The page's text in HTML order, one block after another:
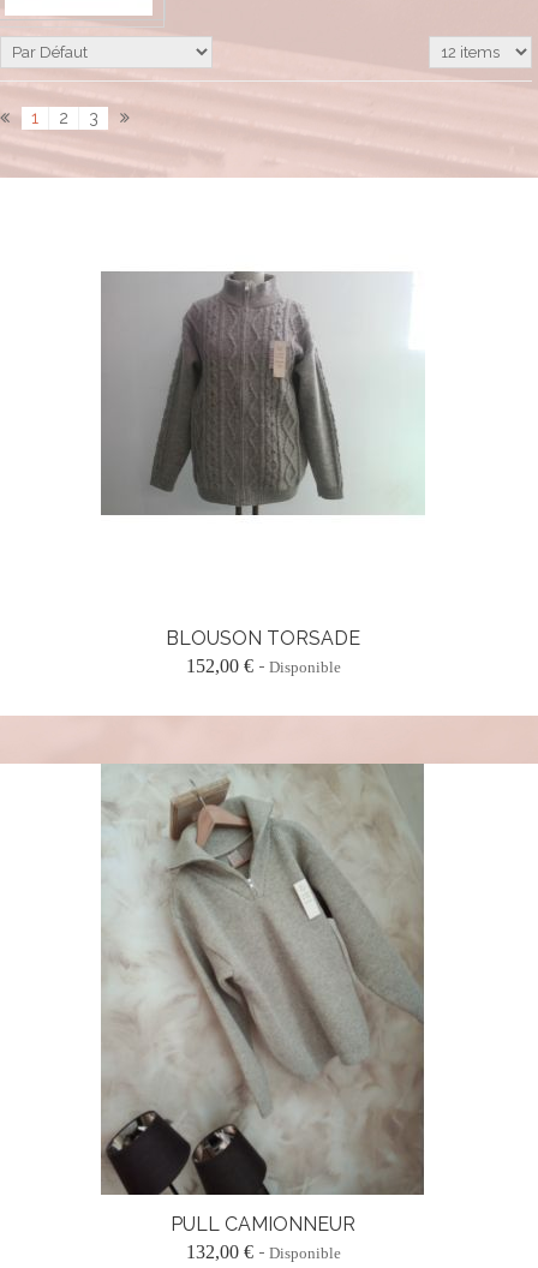
1 2 3
BLOUSON TORSADE
152,00 € Disponible
PULL CAMIONNEUR
132,00 € Disponible